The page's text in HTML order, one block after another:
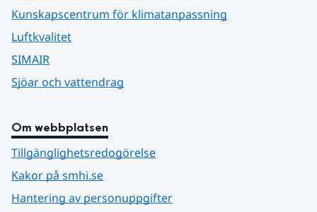
Kunskapscentrum för klimatanpassning
Luftkvalitet
SIMAIR
Sjöar och vattendrag
Om webbplatsen
Tillgänglighetsredogörelse
Kakor på smhi.se
Hantering av personuppgifter